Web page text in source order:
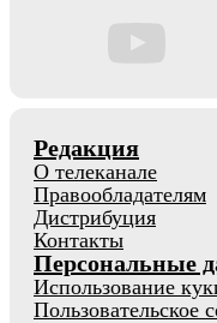
Редакция
О телеканале
Правообладателям
Дистрибуция
Контакты
Персональные
Использование
Пользовательское